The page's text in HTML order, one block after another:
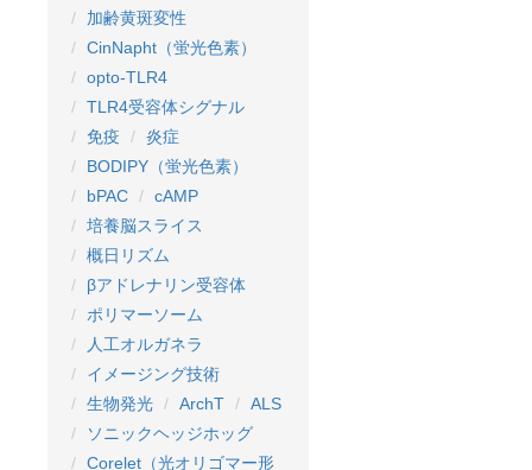
加齢黄斑変性
CinNapht（蛍光色素）
opto-TLR4
TLR4受容体シグナル
免疫
炎症
BODIPY（蛍光色素）
bPAC
cAMP
培養脳スライス
概日リズム
βアドレナリン受容体
ポリマーソーム
人工オルガネラ
イメージング技術
生物発光
ArchT
ALS
ソニックヘッジホッグ
Corelet（光オリゴマー形